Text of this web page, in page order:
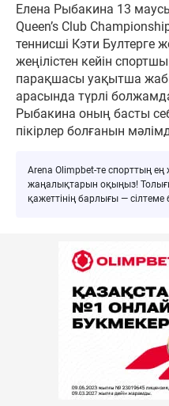
Елена Рыбакина 13
Queen’s Club
теннисші Кэти Бултерге
жеңілістен кейін
парақшасы уақытша
арасында түрлі
Рыбакина оның басты
пікірлер болғанын
Arena Olimpbet-те спорттың
жаңалықтарын оқыңыз!
қажеттінің барлығы —